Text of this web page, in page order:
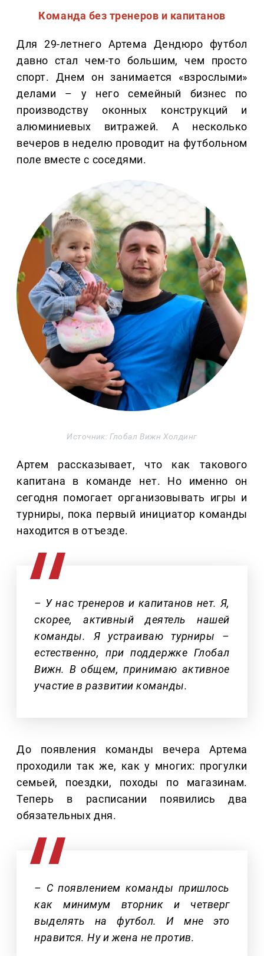
Команда без тренеров и капитанов
Для 29-летнего Артема Дендюро футбол
давно стал чем-то большим, чем просто
спорт. Днем он занимается «взрослыми»
делами – у него семейный бизнес по
производству оконных конструкций и
алюминиевых витражей. А несколько
вечеров в неделю проводит на футбольном
поле вместе с соседями.
Источник: Глобал Вижн Холдинг
Артем рассказывает, что как такового
капитана в команде нет. Но именно он
сегодня помогает организовывать игры и
турниры, пока первый инициатор команды
находится в отъезде.
– У нас тренеров и капитанов нет. Я,
скорее, активный деятель нашей
команды. Я устраиваю турниры –
естественно, при поддержке Глобал
Вижн. В общем, принимаю активное
участие в развитии команды.
До появления команды вечера Артема
проходили так же, как у многих: прогулки
семьей, поездки, походы по магазинам.
Теперь в расписании появились два
обязательных дня.
– С появлением команды пришлось
как минимум вторник и четверг
выделять на футбол. И мне это
нравится. Ну и жена не против.